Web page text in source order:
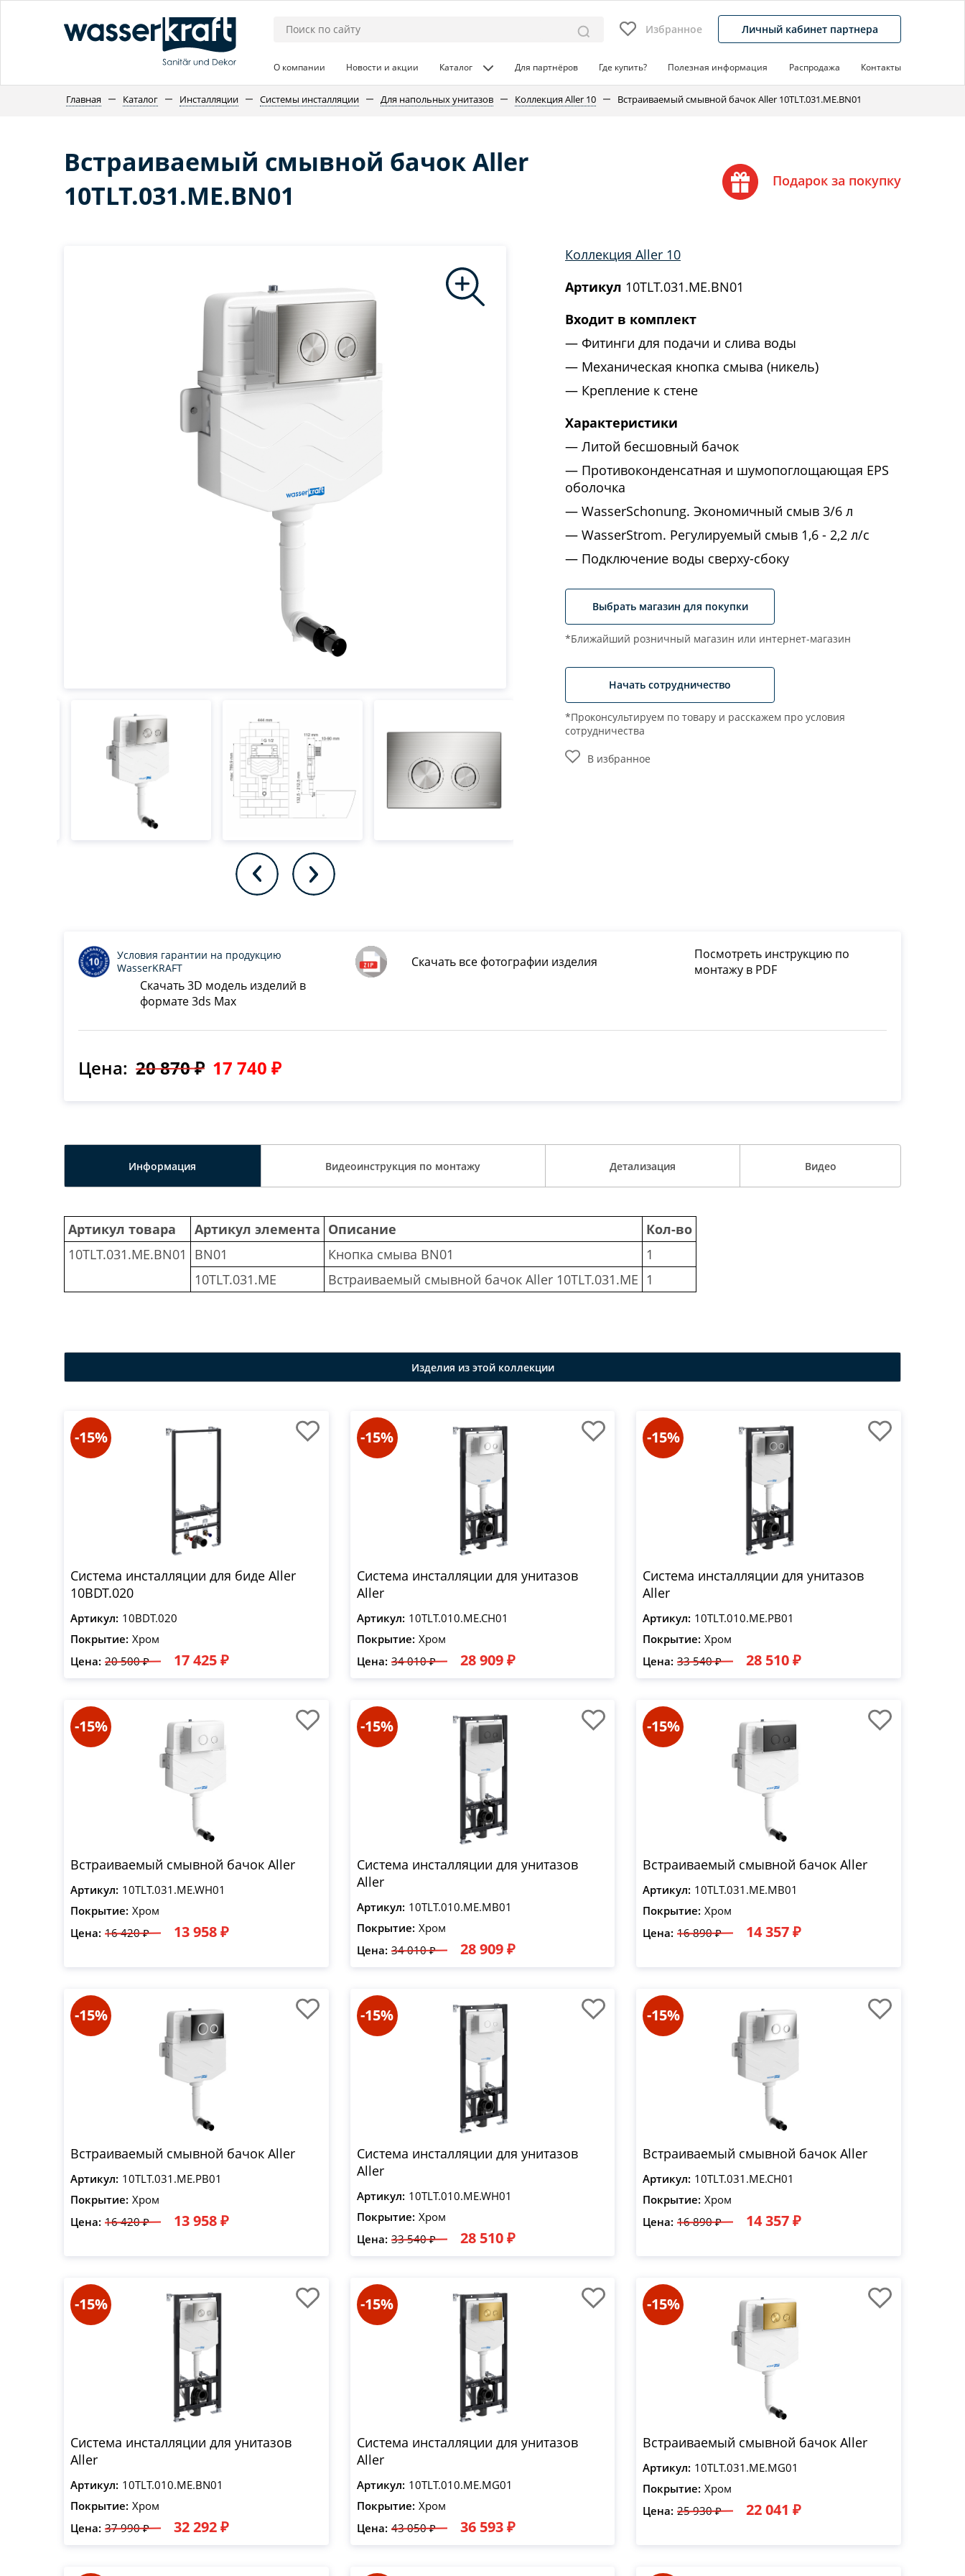
Избранное Личный кабинет партнера
О компании Новости и акции Каталог Для партнёров Где купить? Полезная информация Распродажа Контакты
Главная Каталог Инсталляции Системы инсталляции Для напольных унитазов Коллекция Aller 10 Встраиваемый смывной бачок Aller 10TLT.031.ME.BN01
Встраиваемый смывной бачок Aller
10TLT.031.ME.BN01
Подарок за покупку
Коллекция Aller 10
Артикул 10TLT.031.ME.BN01
Входит в комплект
Фитинги для подачи и слива воды
Механическая кнопка смыва (никель)
Крепление к стене
Характеристики
Литой бесшовный бачок
Противоконденсатная и шумопоглощающая EPS
оболочка
WasserSchonung. Экономичный смыв 3/6 л
WasserStrom. Регулируемый смыв 1,6 - 2,2 л/с
Подключение воды сверху-сбоку
Выбрать магазин для покупки
*Ближайший розничный магазин или интернет-магазин
Начать сотрудничество
*Проконсультируем по товару и расскажем про условия
сотрудничества
В избранное
Скачать все фотографии изделия
Посмотреть инструкцию по
монтажу в PDF
Скачать 3D модель изделий в
формате 3ds Max
Условия гарантии на продукцию
WasserKRAFT
Цена: 20 870 ₽ 17 740 ₽
Информация Видеоинструкция по монтажу Детализация Видео
Артикул товара
10TLT.031.ME.BN01
Артикул элемента
BN01
10TLT.031.ME
Описание
Кнопка смыва BN01
Встраиваемый смывной бачок Aller 10TLT.031.ME
Кол-во
1
1
Изделия из этой коллекции
-15%
Система инсталляции для биде Aller
10BDT.020
Артикул: 10BDT.020
Покрытие: Хром
Цена: 20 500 ₽ 17 425 ₽
-15%
Система инсталляции для унитазов
Aller
Артикул: 10TLT.010.ME.CH01
Покрытие: Хром
Цена: 34 010 ₽ 28 909 ₽
-15%
Система инсталляции для унитазов
Aller
Артикул: 10TLT.010.ME.PB01
Покрытие: Хром
Цена: 33 540 ₽ 28 510 ₽
-15%
Встраиваемый смывной бачок Aller
Артикул: 10TLT.031.ME.WH01
Покрытие: Хром
Цена: 16 420 ₽ 13 958 ₽
-15%
Система инсталляции для унитазов
Aller
Артикул: 10TLT.010.ME.MB01
Покрытие: Хром
Цена: 34 010 ₽ 28 909 ₽
-15%
Встраиваемый смывной бачок Aller
Артикул: 10TLT.031.ME.MB01
Покрытие: Хром
Цена: 16 890 ₽ 14 357 ₽
-15%
Встраиваемый смывной бачок Aller
Артикул: 10TLT.031.ME.PB01
Покрытие: Хром
Цена: 16 420 ₽ 13 958 ₽
-15%
Система инсталляции для унитазов
Aller
Артикул: 10TLT.010.ME.WH01
Покрытие: Хром
Цена: 33 540 ₽ 28 510 ₽
-15%
Встраиваемый смывной бачок Aller
Артикул: 10TLT.031.ME.CH01
Покрытие: Хром
Цена: 16 890 ₽ 14 357 ₽
-15%
Система инсталляции для унитазов
Aller
Артикул: 10TLT.010.ME.BN01
Покрытие: Хром
Цена: 37 990 ₽ 32 292 ₽
-15%
Система инсталляции для унитазов
Aller
Артикул: 10TLT.010.ME.MG01
Покрытие: Хром
Цена: 43 050 ₽ 36 593 ₽
-15%
Встраиваемый смывной бачок Aller
Артикул: 10TLT.031.ME.MG01
Покрытие: Хром
Цена: 25 930 ₽ 22 041 ₽